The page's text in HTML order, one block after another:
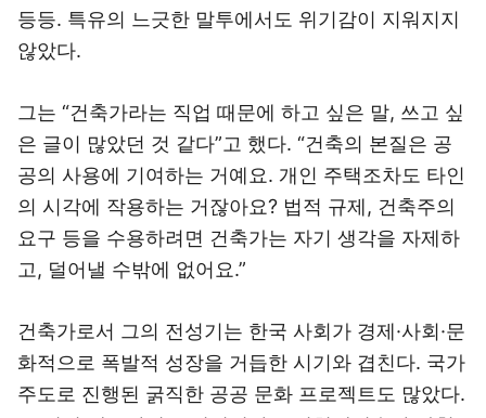
등등. 특유의 느긋한 말투에서도 위기감이 지워지지
않았다.
그는 “건축가라는 직업 때문에 하고 싶은 말, 쓰고 싶
은 글이 많았던 것 같다”고 했다. “건축의 본질은 공
공의 사용에 기여하는 거예요. 개인 주택조차도 타인
의 시각에 작용하는 거잖아요? 법적 규제, 건축주의
요구 등을 수용하려면 건축가는 자기 생각을 자제하
고, 덜어낼 수밖에 없어요.”
건축가로서 그의 전성기는 한국 사회가 경제·사회·문
화적으로 폭발적 성장을 거듭한 시기와 겹친다. 국가
주도로 진행된 굵직한 공공 문화 프로젝트도 많았다.